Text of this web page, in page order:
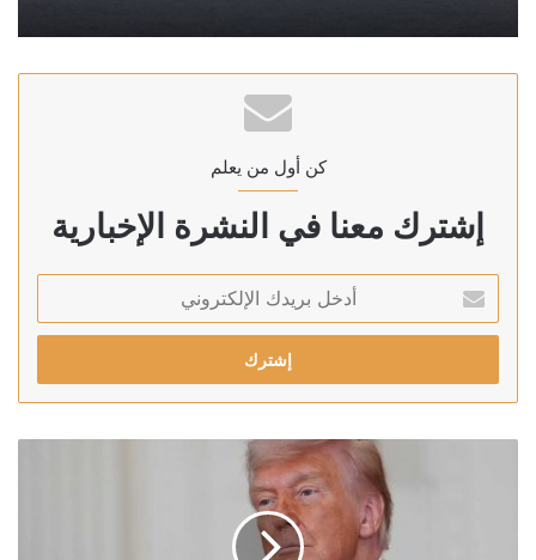
كن أول من يعلم
إشترك معنا في النشرة الإخبارية
بريدك
الإلكتروني